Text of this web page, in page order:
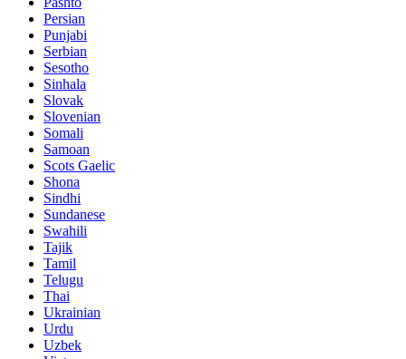
Persian
Punjabi
Serbian
Sesotho
Sinhala
Slovak
Slovenian
Somali
Samoan
Scots Gaelic
Shona
Sindhi
Sundanese
Swahili
Tajik
Tamil
Telugu
Thai
Ukrainian
Urdu
Uzbek